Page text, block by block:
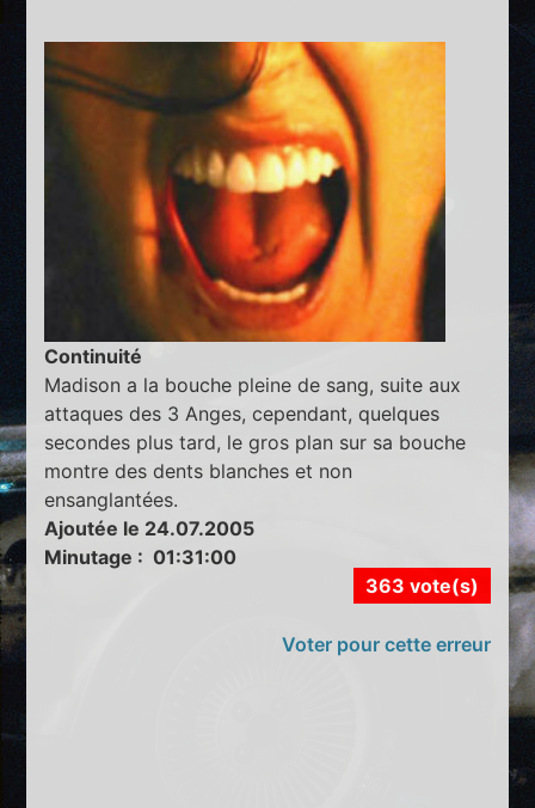
Continuité
Madison a la bouche pleine de sang, suite aux
attaques des 3 Anges, cependant, quelques
secondes plus tard, le gros plan sur sa bouche
montre des dents blanches et non
ensanglantées.
Ajoutée le 24.07.2005
Minutage : 01:31:00
363 vote(s)
Voter pour cette erreur